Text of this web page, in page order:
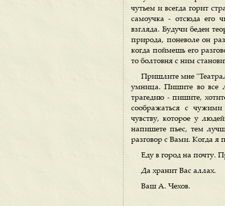
чутьем и всегда горит
самоучка - отсюда его
взгляда. Будучи беден
природа, поневоле он
когда поймешь его
то болтовня с ним
Пришлите мне
умница. Пишите во все
трагедию - пишите,
соображаться с
чувству, которое у
напишете пьес, тем
разговор с Вами. Когда
Еду в город на почту.
Да хранит Вас аллах.
Ваш А. Чехов.